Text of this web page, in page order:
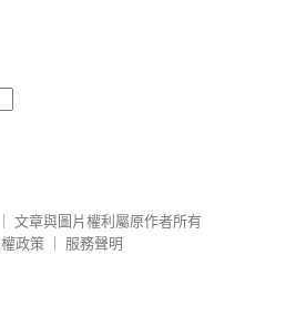
文章與圖片權利屬原作者所有
政策
服務聲明